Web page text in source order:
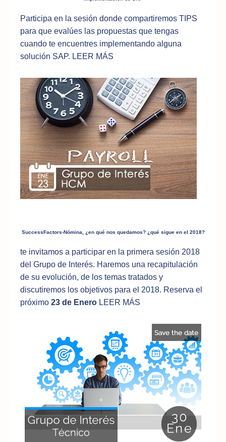
Participa en la sesión donde compartiremos TIPS
para que evalúes las propuestas que tengas
cuando te encuentres implementando alguna
solución SAP. LEER MÁS
SuccessFactors-Nómina, ¿en qué nos quedamos? ¿qué sigue en el 2018?
te invitamos a participar en la primera sesión 2018
del Grupo de Interés. Haremos una recapitulación
de su evolución, de los temas tratados y
discutiremos los objetivos para el 2018. Reserva el
próximo 23 de Enero LEER MÁS